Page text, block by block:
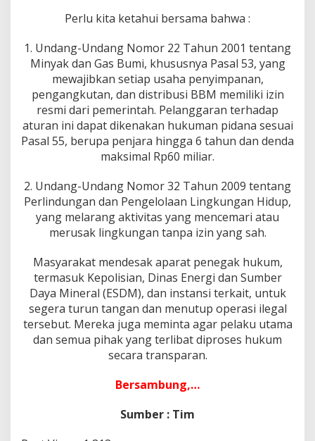
i
a
Perlu kita ketahui bersama bahwa :
1. Undang-Undang Nomor 22 Tahun 2001 tentang
Minyak dan Gas Bumi, khususnya Pasal 53, yang
mewajibkan setiap usaha penyimpanan,
pengangkutan, dan distribusi BBM memiliki izin
resmi dari pemerintah. Pelanggaran terhadap
aturan ini dapat dikenakan hukuman pidana sesuai
Pasal 55, berupa penjara hingga 6 tahun dan denda
maksimal Rp60 miliar.
2. Undang-Undang Nomor 32 Tahun 2009 tentang
Perlindungan dan Pengelolaan Lingkungan Hidup,
yang melarang aktivitas yang mencemari atau
merusak lingkungan tanpa izin yang sah.
Masyarakat mendesak aparat penegak hukum,
termasuk Kepolisian, Dinas Energi dan Sumber
Daya Mineral (ESDM), dan instansi terkait, untuk
segera turun tangan dan menutup operasi ilegal
tersebut. Mereka juga meminta agar pelaku utama
dan semua pihak yang terlibat diproses hukum
secara transparan.
Bersambung,…
Sumber : Tim